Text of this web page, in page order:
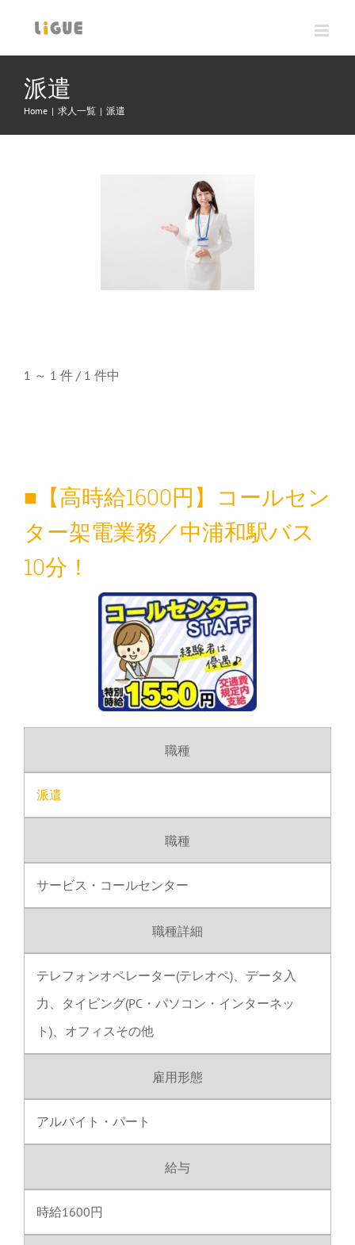
content
派遣
Home | 求人一覧 | 派遣
1 ～ 1 件 / 1 件中
■【高時給1600円】コールセン
ター架電業務／中浦和駅バス
10分！
職種
派遣
職種
サービス・コールセンター
職種詳細
テレフォンオペレーター(テレオペ)、データ入
力、タイピング(PC・パソコン・インターネッ
ト)、オフィスその他
雇用形態
アルバイト・パート
給与
時給1600円